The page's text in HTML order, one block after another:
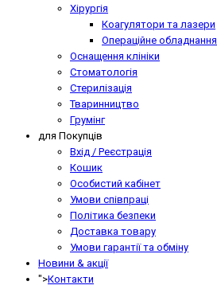
Хірургія
Коагулятори та лазери
Операційне обладнання
Оснащення клініки
Стоматологія
Стерилізація
Тваринництво
Грумінг
для Покупців
Вхід / Реєстрація
Кошик
Особистий кабінет
Умови співпраці
Політика безпеки
Доставка товару
Умови гарантії та обміну
Новини & акції
">Контакти